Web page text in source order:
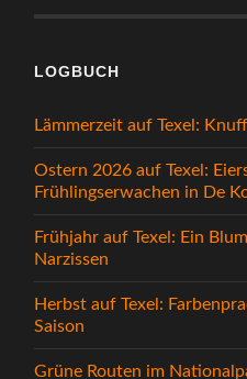
LOGBUCH
Lämmerzeit auf Texel:
Ostern 2026 auf Texel:
Frühlingserwachen in De
Frühjahr auf Texel: Ein
Narzissen
Herbst auf Texel:
Saison
Grüne Routen im